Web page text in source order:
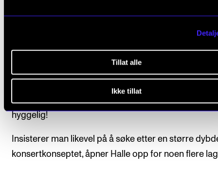
Tillat alle
Ikke tillat
Hva håper du publikum sitter igjen med etter å ha
– Jeg er ikke i mot at kunst skal ha motstand i seg.
greit at man av og til bare går ut og tenker – det var
hyggelig!
Insisterer man likevel på å søke etter en større
konsertkonseptet, åpner Halle opp for noen flere